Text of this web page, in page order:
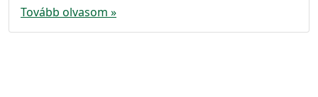
Tovább olvasom »